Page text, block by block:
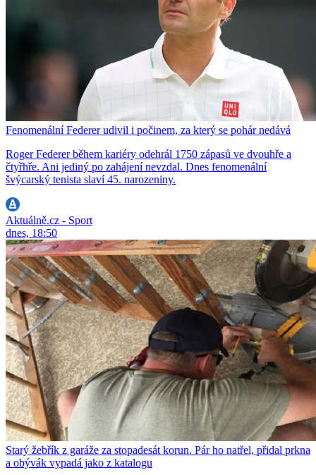
Fenomenální Federer udivil i počinem, za který se pohár nedává
Roger Federer během kariéry odehrál 1750 zápasů ve dvouhře a
čtyřhře. Ani jediný po zahájení nevzdal. Dnes fenomenální
švýcarský tenista slaví 45. narozeniny.
Aktuálně.cz - Sport
dnes, 18:50
Starý žebřík z garáže za stopadesát korun. Pár ho natřel, přidal prkna
a obývák vypadá jako z katalogu